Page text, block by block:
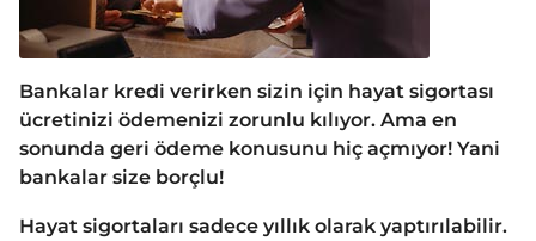
Bankalar kredi verirken sizin için hayat sigortası
ücretinizi ödemenizi zorunlu kılıyor. Ama en
sonunda geri ödeme konusunu hiç açmıyor! Yani
bankalar size borçlu!
Hayat sigortaları sadece yıllık olarak yaptırılabilir.